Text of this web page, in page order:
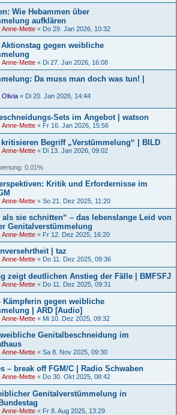
Wie Hebammen über
aufklären
Anne-Mette « Do 29. Jan 2026, 10:32
gegen weibliche
Anne-Mette « Di 27. Jan 2026, 16:08
Da muss man doch was tun! |
Olivia « Di 20. Jan 2026, 14:44
Sets im Angebot | watson
Anne-Mette « Fr 16. Jan 2026, 15:56
Begriff „Verstümmelung“ | BILD
Anne-Mette « Di 13. Jan 2026, 09:02
0.01%
Kritik und Erfordernisse im
Anne-Mette « So 21. Dez 2025, 11:20
als sie schnitten“ – das lebenslange Leid von
Genitalverstümmelung
Anne-Mette « Fr 12. Dez 2025, 16:20
| taz
Anne-Mette « Do 11. Dez 2025, 09:36
zeigt deutlichen Anstieg der Fälle | BMFSFJ
Anne-Mette « Do 11. Dez 2025, 09:31
Kämpferin gegen weibliche
| ARD [Audio]
Anne-Mette « Mi 10. Dez 2025, 09:32
Genitalbeschneidung im
Anne-Mette « Sa 8. Nov 2025, 09:30
– break off FGM/C | Radio Schwaben
Anne-Mette « Do 30. Okt 2025, 08:42
Genitalverstümmelung in
Anne-Mette « Fr 8. Aug 2025, 13:29